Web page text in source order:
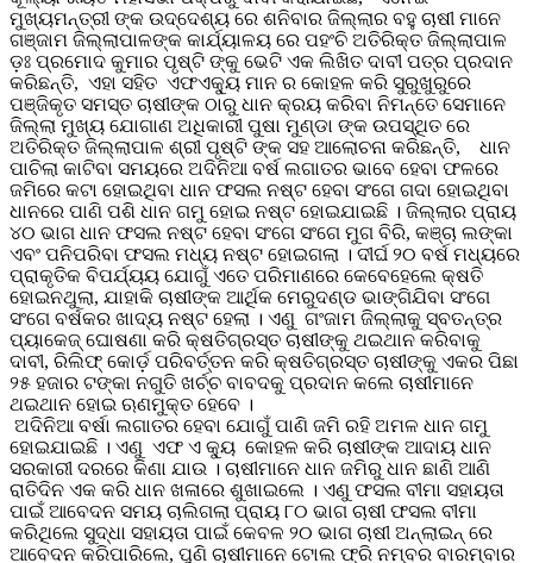
ମୁଖ୍ୟମନ୍ତ୍ରୀ ଙ୍କ ଉଦ୍ଦେଶ୍ୟ ରେ ଶନିବାର ଜିଲ୍ଲାର ବହୁ ଚାଷୀ ମାନେ
ଗଞ୍ଜାମ ଜିଲ୍ଲାପାଳଙ୍କ କାର୍ଯ୍ୟାଳୟ ରେ ପହଂଚି ଅତିରିକ୍ତ ଜିଲ୍ଲାପାଳ
ଡ଼ଃ ପ୍ରମୋଦ କୁମାର ପୃଷ୍ଟି ଙ୍କୁ ଭେଟି ଏକ ଲିଖିତ ଦାବୀ ପତ୍ର ପ୍ରଦାନ
କରିଛନ୍ତି, ଏହା ସହିତ ଏଫଏକ୍ୟୁ ମାନ ର କୋହଳ କରି ସୁରୁଖୁରୁରେ
ପଞ୍ଜିକୃତ ସମସ୍ତ ଚାଷୀଙ୍କ ଠାରୁ ଧାନ କ୍ରୟ କରିବା ନିମନ୍ତେ ସେମାନେ
ଜିଲ୍ଲା ମୁଖ୍ୟ ଯୋଗାଣ ଅଧିକାରୀ ପୁଷା ମୁଣ୍ଡା ଙ୍କ ଉପସ୍ଥିତ ରେ
ଅତିରିକ୍ତ ଜିଲ୍ଲାପାଳ ଶ୍ରୀ ପୃଷ୍ଟି ଙ୍କ ସହ ଆଲୋଚନା କରିଛନ୍ତି, ଧାନ
ପାଚିଲା କାଟିବା ସମୟରେ ଅଦିନିଆ ବର୍ଷ ଲଗାତର ଭାବେ ହେବା ଫଳରେ
ଜମିରେ କଟା ହୋଇଥିବା ଧାନ ଫସଲ ନଷ୍ଟ ହେବା ସଂଗେ ଗଦା ହୋଇଥିବା
ଧାନରେ ପାଣି ପଶି ଧାନ ଗମୁ ହୋଇ ନଷ୍ଟ ହୋଇଯାଇଛି । ଜିଲ୍ଲାର ପ୍ରାୟ
୪୦ ଭାଗ ଧାନ ଫସଲ ନଷ୍ଟ ହେବା ସଂଗେ ସଂଗେ ମୁଗ ବିରି, କଞ୍ଚା ଲଙ୍କା
ଏବଂ ପନିପରିବା ଫସଲ ମଧ୍ୟ ନଷ୍ଟ ହୋଇଗଲା । ଦୀର୍ଘ ୨୦ ବର୍ଷ ମଧ୍ୟରେ
ପ୍ରାକୃତିକ ବିପର୍ଯ୍ୟୟ ଯୋଗୁଁ ଏତେ ପରିମାଣରେ କେବେହେଲେ କ୍ଷତି
ହୋଇନଥୁଲା, ଯାହାକି ଚାଷୀଙ୍କ ଆର୍ଥିକ ମେରୁଦଣ୍ଡ ଭାଙ୍ଗିଯିବା ସଂଗେ
ସଂଗେ ବର୍ଷକର ଖାଦ୍ୟ ନଷ୍ଟ ହେଲା । ଏଣୁ ଗଂଜାମ ଜିଲ୍ଲାକୁ ସ୍ବତନ୍ତ୍ର
ପ୍ୟାକେଜ୍ ଘୋଷଣା କରି କ୍ଷତିଗ୍ରସ୍ତ ଚାଷୀଙ୍କୁ ଥଇଥାନ କରିବାକୁ
ଦାବୀ, ରିଲିଫ୍ କୋର୍ଡ଼ ପରିବର୍ତ୍ତନ କରି କ୍ଷତିଗ୍ରସ୍ତ ଚାଷୀଙ୍କୁ ଏକର ପିଛା
୨୫ ହଜାର ଟଙ୍କା ନଗୁତି ଖର୍ଚ୍ଚ ବାବଦକୁ ପ୍ରଦାନ କଲେ ଚାଷୀମାନେ
ଥଇଥାନ ହୋଇ ଋଣମୁକ୍ତ ହେବେ ।
ଅଦିନିଆ ବର୍ଷା ଲଗାତର ହେବା ଯୋଗୁଁ ପାଣି ଜମି ରହି ଅମଳ ଧାନ ଗମୁ
ହୋଇଯାଇଛି । ଏଣୁ ଏଫ ଏ କ୍ୟୁ କୋହଳ କରି ଚାଷୀଙ୍କ ଆଦାୟ ଧାନ
ସରକାରୀ ଦରରେ କିଣା ଯାଉ । ଚାଷୀମାନେ ଧାନ ଜମିରୁ ଧାନ ଛାଣି ଆଣି
ରାତିଦିନ ଏକ କରି ଧାନ ଖଳାରେ ଶୁଖାଇଲେ । ଏଣୁ ଫସଲ ବୀମା ସହାୟତା
ପାଇଁ ଆବେଦନ ସମୟ ଚାଲିଗଲା ପ୍ରାୟ ୮୦ ଭାଗ ଚାଷୀ ଫସଲ ବୀମା
କରିଥିଲେ ସୁଦ୍ଧା ସହାୟତା ପାଇଁ କେବଳ ୨୦ ଭାଗ ଚାଷୀ ଅନ୍‌ଲାଇନ୍ ରେ
ଆବେଦନ କରିପାରିଲେ, ପୁଣି ଚାଷୀମାନେ ଟୋଲ ଫ୍ରି ନମ୍ବର ବାରମ୍ବାର